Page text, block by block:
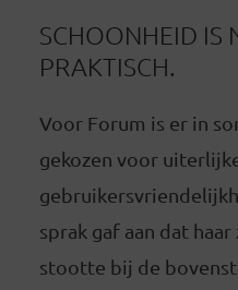
SCHOONHEID IS
PRAKTISCH.
Voor Forum is er in
gekozen voor
sprak gaf aan dat
stootte bij de